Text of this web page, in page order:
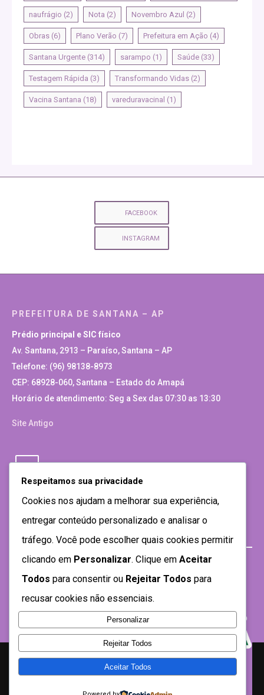
naufrágio (2) Nota (2) Novembro Azul (2)
Obras (6) Plano Verão (7) Prefeitura em Ação (4)
Santana Urgente (314) sarampo (1) Saúde (33)
Testagem Rápida (3) Transformando Vidas (2)
Vacina Santana (18) vareduravacinal (1)
FACEBOOK
INSTAGRAM
PREFEITURA DE SANTANA – AP
Prédio principal e SIC físico
Av. Santana, 2913 – Paraíso, Santana – AP
Telefone: (96) 98138-8973
CEP: 68928-060, Santana – Estado do Amapá
Horário de atendimento: Seg a Sex das 07:30 as 13:30
Site Antigo
Respeitamos sua privacidade
Cookies nos ajudam a melhorar sua experiência,
entregar conteúdo personalizado e analisar o
tráfego. Você pode escolher quais cookies permitir
clicando em Personalizar. Clique em Aceitar
Todos para consentir ou Rejeitar Todos para
recusar cookies não essenciais.
Personalizar
Rejeitar Todos
Aceitar Todos